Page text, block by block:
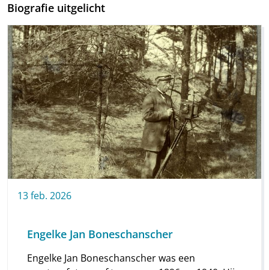
Biografie uitgelicht
13feb. 2026
Engelke Jan Boneschanscher
Engelke Jan Boneschanscher was een